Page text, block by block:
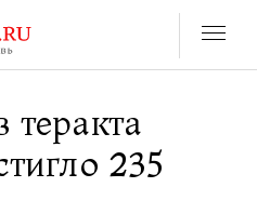
235